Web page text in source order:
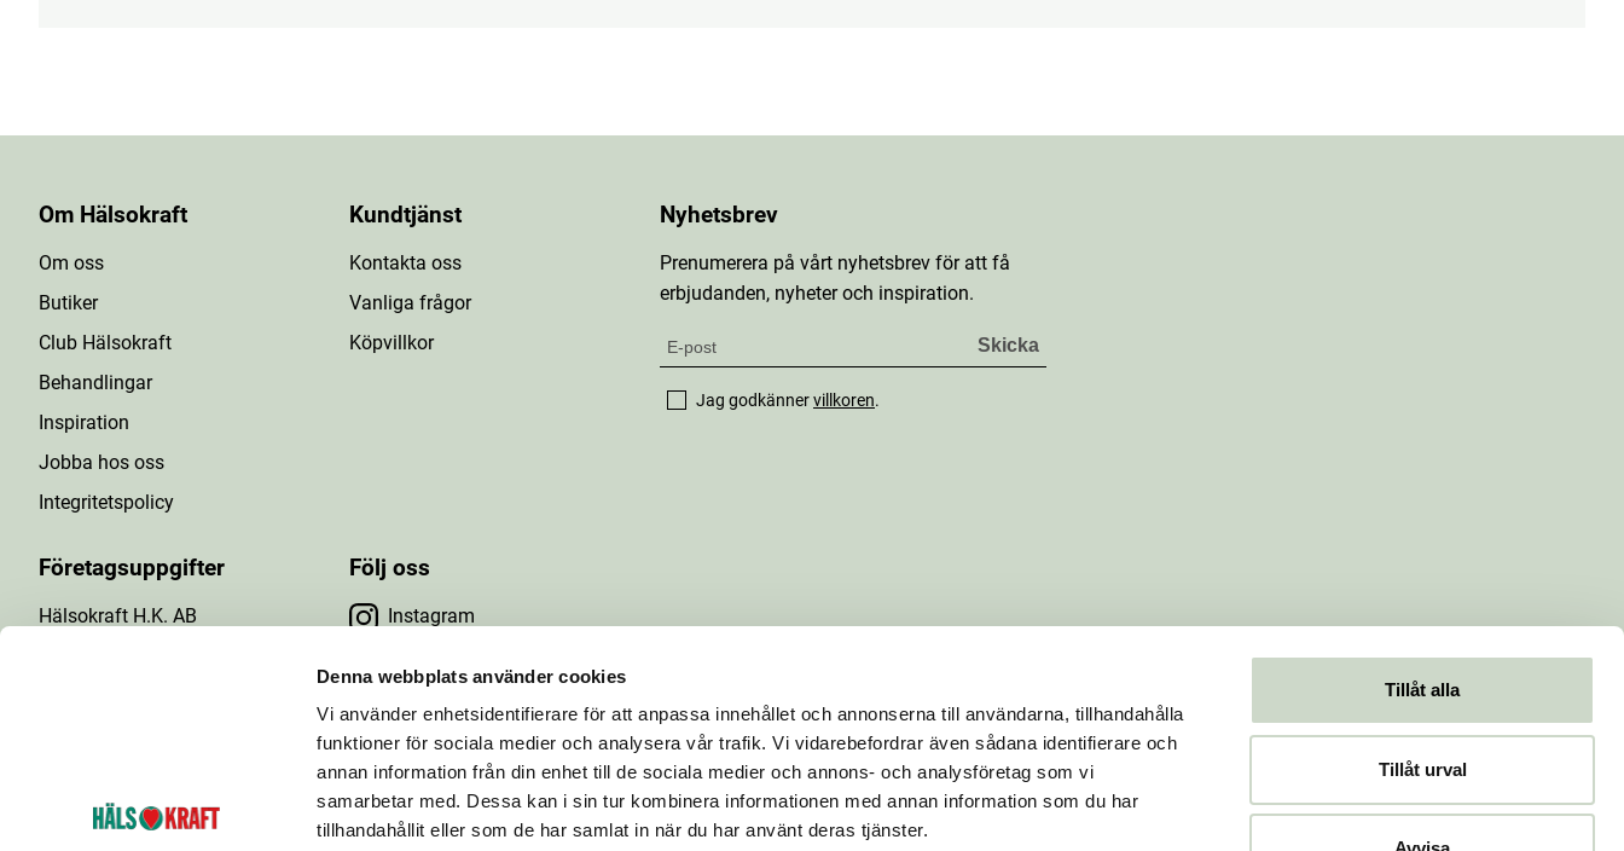
Denna webbplats använder cookies
Vi använder enhetsidentifierare för att anpassa innehållet och annonserna till användarna, tillhandahålla
funktioner för sociala medier och analysera vår trafik. Vi vidarebefordrar även sådana identifierare och
annan information från din enhet till de sociala medier och annons- och analysföretag som vi
samarbetar med. Dessa kan i sin tur kombinera informationen med annan information som du har
tillhandahållit eller som de har samlat in när du har använt deras tjänster.
Tillåt alla
Tillåt urval
Om Hälsokraft
Om oss
Butiker
Club Hälsokraft
Behandlingar
Inspiration
Jobba hos oss
Integritetspolicy
Kundtjänst
Kontakta oss
Vanliga frågor
Köpvillkor
Företagsuppgifter
Hälsokraft H.K. AB
Följ oss
Instagram
Facebook
YouTube
Nyhetsbrev
Prenumerera på vårt nyhetsbrev för att få
erbjudanden, nyheter och inspiration.
Jag godkännervillkoren.